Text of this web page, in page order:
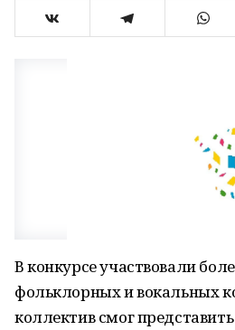
В конкурсе участвовали
фольклорных и вокальных
коллектив смог